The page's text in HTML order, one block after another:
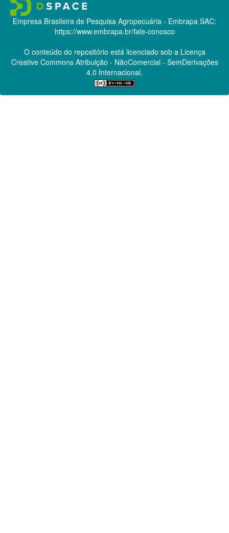
Empresa Brasileira de Pesquisa Agropecuária - Embrapa SAC:
https://www.embrapa.br/fale-conosco
O conteúdo do repositório está licenciado sob a Licença
Creative CommonsAtribuição - NãoComercial - SemDerivações
4.0 Internacional.